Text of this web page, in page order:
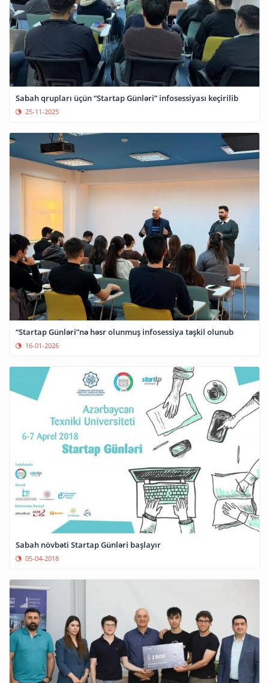
Sabah qrupları üçün “Startap Günləri” infosessiyası keçirilib
25-11-2025
“Startap Günləri”nə həsr olunmuş infosessiya təşkil olunub
16-01-2026
Sabah növbəti Startap Günləri başlayır
05-04-2018